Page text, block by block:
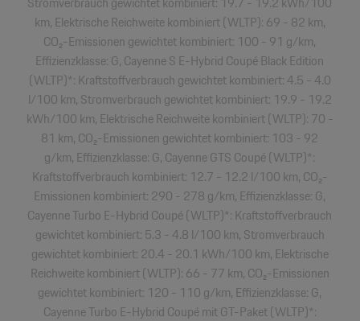
km, Elektrische Reichweite kombiniert (WLTP): 69 - 82 km,
CO₂-Emissionen gewichtet kombiniert: 100 - 91 g/km,
Effizienzklasse: G, Cayenne S E-Hybrid Coupé Black Edition
(WLTP)*: Kraftstoffverbrauch gewichtet kombiniert: 4.5 - 4.0
l/100 km, Stromverbrauch gewichtet kombiniert: 19.9 - 19.2
kWh/100 km, Elektrische Reichweite kombiniert (WLTP): 70 -
81 km, CO₂-Emissionen gewichtet kombiniert: 103 - 92
g/km, Effizienzklasse: G, Cayenne GTS Coupé (WLTP)*:
Kraftstoffverbrauch kombiniert: 12.7 - 12.2 l/100 km, CO₂-
Emissionen kombiniert: 290 - 278 g/km, Effizienzklasse: G,
Cayenne Turbo E-Hybrid Coupé (WLTP)*: Kraftstoffverbrauch
gewichtet kombiniert: 5.3 - 4.8 l/100 km, Stromverbrauch
gewichtet kombiniert: 20.4 - 20.1 kWh/100 km, Elektrische
Reichweite kombiniert (WLTP): 66 - 77 km, CO₂-Emissionen
gewichtet kombiniert: 120 - 110 g/km, Effizienzklasse: G,
Cayenne Turbo E-Hybrid Coupé mit GT-Paket (WLTP)*: